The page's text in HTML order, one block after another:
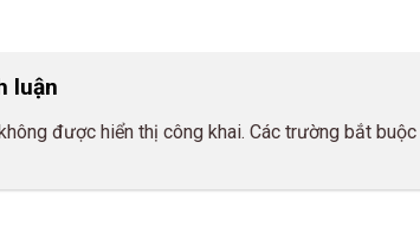
luận
được hiển thị công khai. Các trường bắt